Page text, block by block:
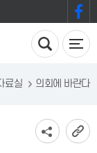
료실 의회에 바란다